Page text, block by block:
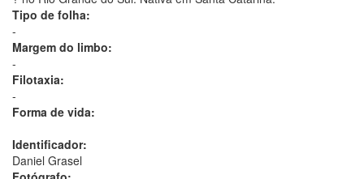
Tipo de folha:
-
Margem do limbo:
-
Filotaxia:
-
Forma de vida:
Identificador:
Daniel Grasel